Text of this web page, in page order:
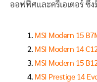
ออฟฟิศและครีเอเตอร์ ซึ่
MSI Modern 15
MSI Modern 14
MSI Modern 15
MSI Prestige 14